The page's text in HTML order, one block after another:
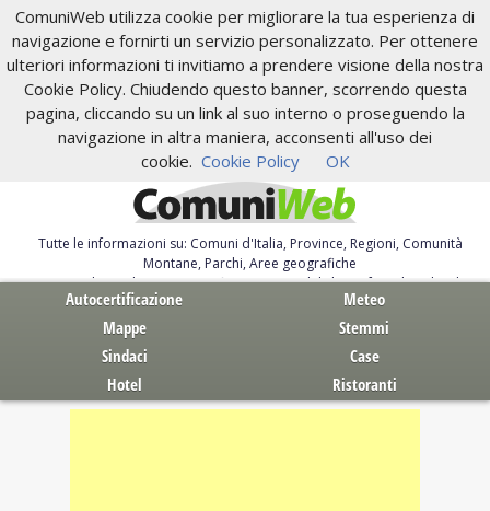
ComuniWeb utilizza cookie per migliorare la tua esperienza di
navigazione e fornirti un servizio personalizzato. Per ottenere
ulteriori informazioni ti invitiamo a prendere visione della nostra
Cookie Policy. Chiudendo questo banner, scorrendo questa
pagina, cliccando su un link al suo interno o proseguendo la
navigazione in altra maniera, acconsenti all'uso dei
cookie. Cookie Policy OK
Tutte le informazioni su: Comuni d'Italia, Province, Regioni, Comunità
Montane, Parchi, Aree geografiche
Servizi al Cittadino. Autocertificazione, moduli, leggi, free download
Autocertificazione
Meteo
Mappe
Stemmi
Sindaci
Case
Hotel
Ristoranti